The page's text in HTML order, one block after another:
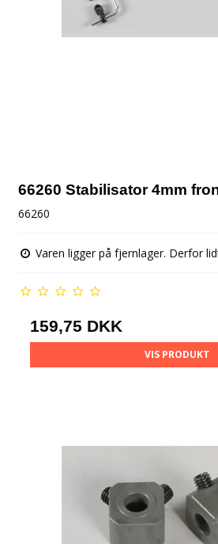
66260 Stabilisator 4mm
66260
Varen ligger på fjernlager. Derfor
159,75 DKK
VIS PRODUKT